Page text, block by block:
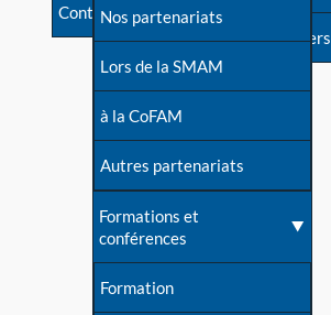
Contact
S'inscrire à nos newsletters
Nos partenariats
Lors de la SMAM
à la CoFAM
Autres partenariats
Formations et
conférences
Formation